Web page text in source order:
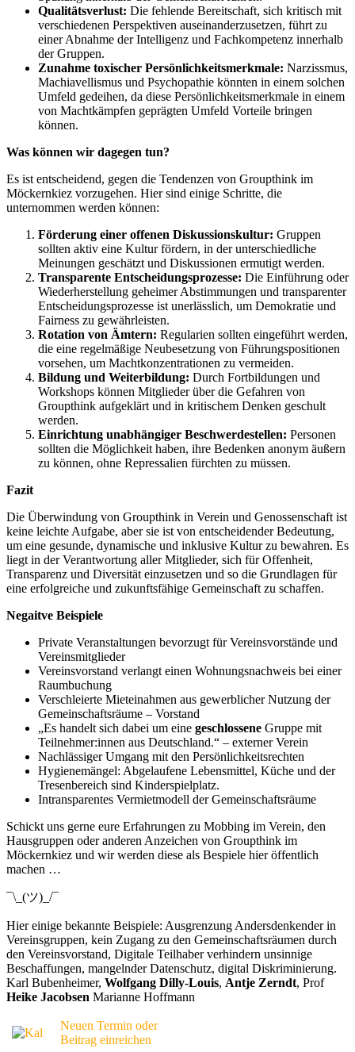
Qualitätsverlust: Die fehlende Bereitschaft, sich kritisch mit
verschiedenen Perspektiven auseinanderzusetzen, führt zu
einer Abnahme der Intelligenz und Fachkompetenz innerhalb
der Gruppen.
Zunahme toxischer Persönlichkeitsmerkmale: Narzissmus,
Machiavellismus und Psychopathie könnten in einem solchen
Umfeld gedeihen, da diese Persönlichkeitsmerkmale in einem
von Machtkämpfen geprägten Umfeld Vorteile bringen
können.
Was können wir dagegen tun?
Es ist entscheidend, gegen die Tendenzen von Groupthink im
Möckernkiez vorzugehen. Hier sind einige Schritte, die
unternommen werden können:
Förderung einer offenen Diskussionskultur: Gruppen
sollten aktiv eine Kultur fördern, in der unterschiedliche
Meinungen geschätzt und Diskussionen ermutigt werden.
Transparente Entscheidungsprozesse: Die Einführung oder
Wiederherstellung geheimer Abstimmungen und transparenter
Entscheidungsprozesse ist unerlässlich, um Demokratie und
Fairness zu gewährleisten.
Rotation von Ämtern: Regularien sollten eingeführt werden,
die eine regelmäßige Neubesetzung von Führungspositionen
vorsehen, um Machtkonzentrationen zu vermeiden.
Bildung und Weiterbildung: Durch Fortbildungen und
Workshops können Mitglieder über die Gefahren von
Groupthink aufgeklärt und in kritischem Denken geschult
werden.
Einrichtung unabhängiger Beschwerdestellen: Personen
sollten die Möglichkeit haben, ihre Bedenken anonym äußern
zu können, ohne Repressalien fürchten zu müssen.
Fazit
Die Überwindung von Groupthink in Verein und Genossenschaft ist
keine leichte Aufgabe, aber sie ist von entscheidender Bedeutung,
um eine gesunde, dynamische und inklusive Kultur zu bewahren. Es
liegt in der Verantwortung aller Mitglieder, sich für Offenheit,
Transparenz und Diversität einzusetzen und so die Grundlagen für
eine erfolgreiche und zukunftsfähige Gemeinschaft zu schaffen.
Negaitve Beispiele
Private Veranstaltungen bevorzugt für Vereinsvorstände und
Vereinsmitglieder
Vereinsvorstand verlangt einen Wohnungsnachweis bei einer
Raumbuchung
Verschleierte Mieteinahmen aus gewerblicher Nutzung der
Gemeinschaftsräume – Vorstand
„Es handelt sich dabei um eine geschlossene Gruppe mit
Teilnehmer:innen aus Deutschland.“ – externer Verein
Nachlässiger Umgang mit den Persönlichkeitsrechten
Hygienemängel: Abgelaufene Lebensmittel, Küche und der
Tresenbereich sind Kinderspielplatz.
Intransparentes Vermietmodell der Gemeinschaftsräume
Schickt uns gerne eure Erfahrungen zu Mobbing im Verein, den
Hausgruppen oder anderen Anzeichen von Groupthink im
Möckernkiez und wir werden diese als Bespiele hier öffentlich
machen …
¯\_(ツ)_/¯
Hier einige bekannte Beispiele: Ausgrenzung Andersdenkender in
Vereinsgruppen, kein Zugang zu den Gemeinschaftsräumen durch
den Vereinsvorstand, Digitale Teilhaber verhindern unsinnige
Beschaffungen, mangelnder Datenschutz, digital Diskriminierung.
Karl Bubenheimer, Wolfgang Dilly-Louis, Antje Zerndt, Prof
Heike Jacobsen Marianne Hoffmann
Neuen Termin oder
Beitrag einreichen